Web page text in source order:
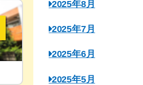
2025年8月
2025年7月
2025年6月
2025年5月